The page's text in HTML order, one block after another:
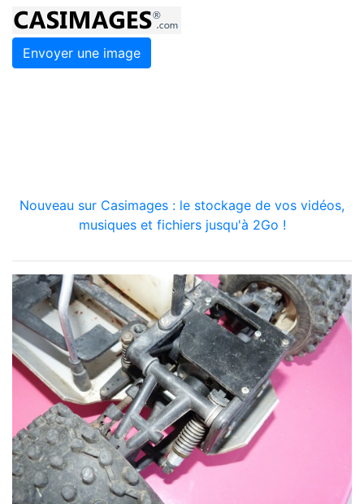
Envoyer une image
Nouveau sur Casimages : le stockage de vos vidéos,
musiques et fichiers jusqu'à 2Go !